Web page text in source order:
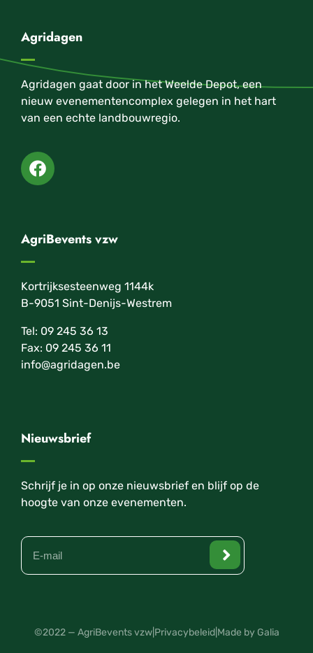
Agridagen
Agridagen gaat door in het Weelde Depot, een
nieuw evenementencomplex gelegen in het hart
van een echte landbouwregio.
AgriBevents vzw
Kortrijksesteenweg 1144k
B-9051 Sint-Denijs-Westrem
Tel: 09 245 36 13
Fax: 09 245 36 11
info@agridagen.be
Nieuwsbrief
Schrijf je in op onze nieuwsbrief en blijf op de
hoogte van onze evenementen.
©2022 — AgriBevents vzw| Privacybeleid| Made by Galia